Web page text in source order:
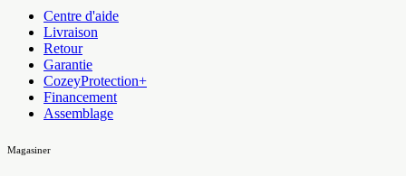
Centre d'aide
Livraison
Retour
Garantie
CozeyProtection+
Financement
Assemblage
Magasiner